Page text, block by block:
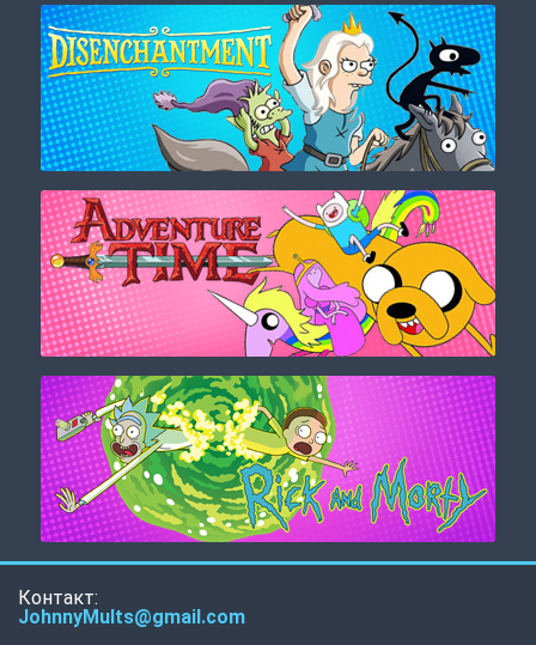
Контакт:
JohnnyMults@gmail.com